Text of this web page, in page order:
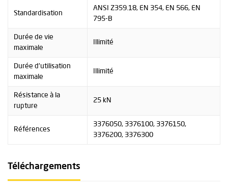
Standardisation
ANSI Z359.18, EN 354, EN 566, EN
795-B
Durée de vie
maximale
Illimité
Durée d'utilisation
maximale
Illimité
Résistance à la
rupture
25 kN
Références
3376050, 3376100, 3376150,
3376200, 3376300
Téléchargements